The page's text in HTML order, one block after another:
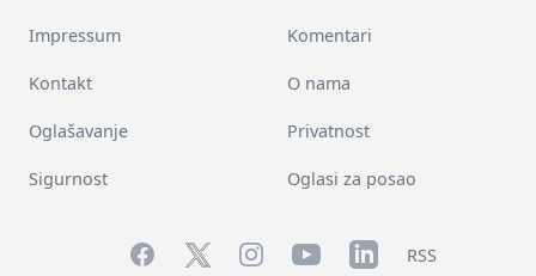
Impressum Komentari
Kontakt O nama
Oglašavanje Privatnost
Sigurnost Oglasi za posao
FacebookTwitterInstagramYouTubeLinkedInRSS